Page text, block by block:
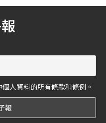
人資料的所有條款和條例。